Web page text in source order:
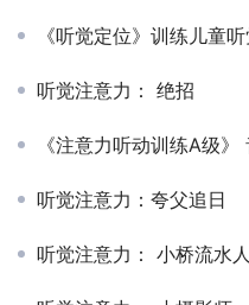
《听觉定位》训练儿童
听觉注意力： 绝招
《注意力听动训练A级
听觉注意力：夸父追日
听觉注意力： 小桥流水